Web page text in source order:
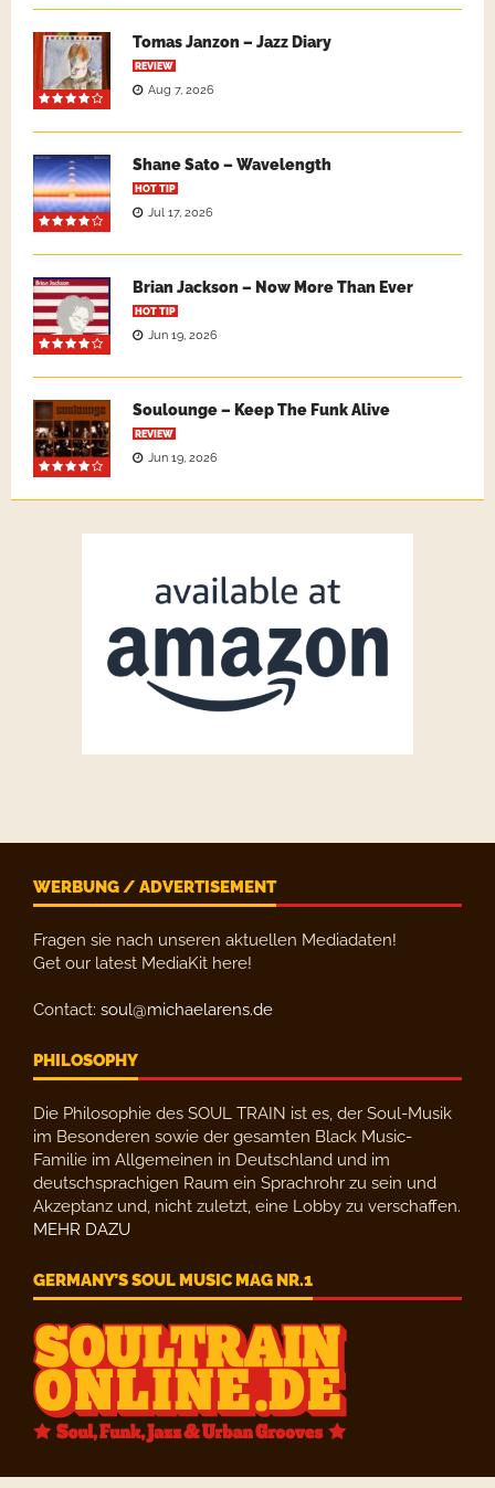
Tomas Janzon – Jazz Diary
REVIEW
Aug 7, 2026
Shane Sato – Wavelength
HOT TIP
Jul 17, 2026
Brian Jackson – Now More Than Ever
HOT TIP
Jun 19, 2026
Soulounge – Keep The Funk Alive
REVIEW
Jun 19, 2026
WERBUNG / ADVERTISEMENT
Fragen sie nach unseren aktuellen Mediadaten!
Get our latest MediaKit here!
Contact: soul@michaelarens.de
PHILOSOPHY
Die Philosophie des SOUL TRAIN ist es, der Soul-Musik
im Besonderen sowie der gesamten Black Music-
Familie im Allgemeinen in Deutschland und im
deutschsprachigen Raum ein Sprachrohr zu sein und
Akzeptanz und, nicht zuletzt, eine Lobby zu verschaffen.
MEHR DAZU
GERMANY’S SOUL MUSIC MAG NR.1